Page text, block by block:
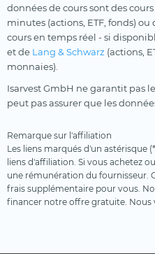
données de cours sont des
minutes (actions, ETF, fonds) ou
cours en temps réel - si
et de Lang & Schwarz (actions,
monnaies).
Isarvest GmbH ne garantit pas
peut pas assurer que les
Remarque sur l'affiliation
Les liens marqués d'un astérisque
liens d'affiliation. Si vous achetez
une rémunération du fournisseur.
frais supplémentaire pour vous.
financer notre offre gratuite. Nous